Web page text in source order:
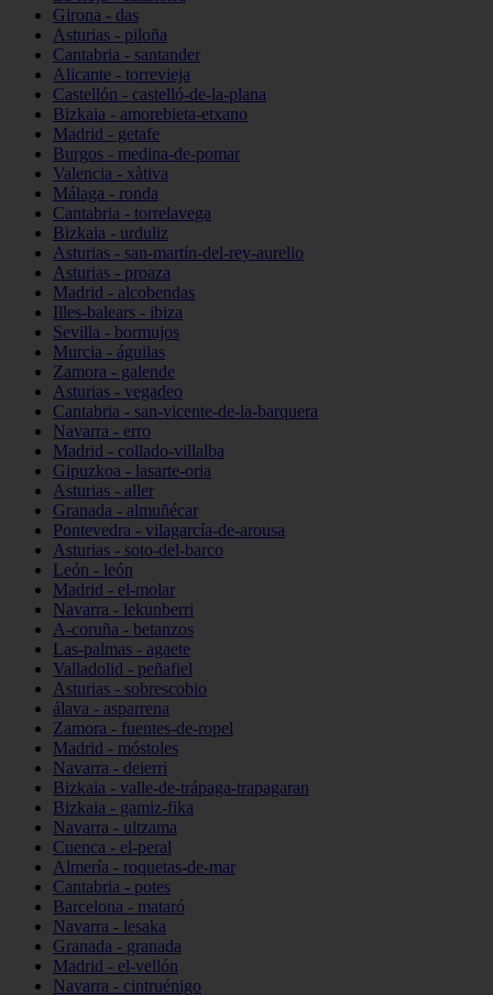
Girona - das
Asturias - piloña
Cantabria - santander
Alicante - torrevieja
Castellón - castelló-de-la-plana
Bizkaia - amorebieta-etxano
Madrid - getafe
Burgos - medina-de-pomar
Valencia - xàtiva
Málaga - ronda
Cantabria - torrelavega
Bizkaia - urduliz
Asturias - san-martín-del-rey-aurelio
Asturias - proaza
Madrid - alcobendas
Illes-balears - ibiza
Sevilla - bormujos
Murcia - águilas
Zamora - galende
Asturias - vegadeo
Cantabria - san-vicente-de-la-barquera
Navarra - erro
Madrid - collado-villalba
Gipuzkoa - lasarte-oria
Asturias - aller
Granada - almuñécar
Pontevedra - vilagarcía-de-arousa
Asturias - soto-del-barco
León - león
Madrid - el-molar
Navarra - lekunberri
A-coruña - betanzos
Las-palmas - agaete
Valladolid - peñafiel
Asturias - sobrescobio
álava - asparrena
Zamora - fuentes-de-ropel
Madrid - móstoles
Navarra - deierri
Bizkaia - valle-de-trápaga-trapagaran
Bizkaia - gamiz-fika
Navarra - ultzama
Cuenca - el-peral
Almería - roquetas-de-mar
Cantabria - potes
Barcelona - mataró
Navarra - lesaka
Granada - granada
Madrid - el-vellón
Navarra - cintruénigo